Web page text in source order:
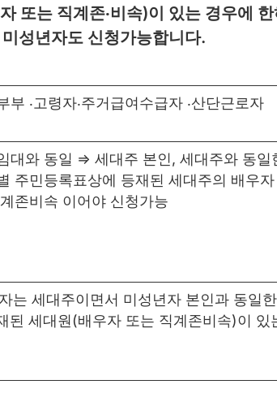
또는 직계존‧비속)이 있는 경우에
성년자도 신청가능합니다.
부 ‧고령자‧주거급여수급자 ‧산단근로자
대와 동일 ⇒ 세대주 본인, 세대주와 동일
주민등록표상에 등재된 세대주의 배우자
존비속 이어야 신청가능
는 세대주이면서 미성년자 본인과 동일한
된 세대원(배우자 또는 직계존비속)이 있